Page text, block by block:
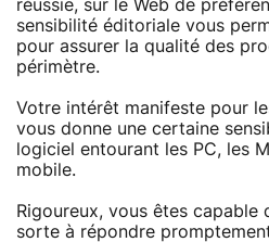
réussie, sur le Web de
sensibilité éditoriale vous
pour assurer la qualité des
périmètre.
Votre intérêt manifeste pour
vous donne une certaine
logiciel entourant les PC, les
mobile.
Rigoureux, vous êtes capable
sorte à répondre